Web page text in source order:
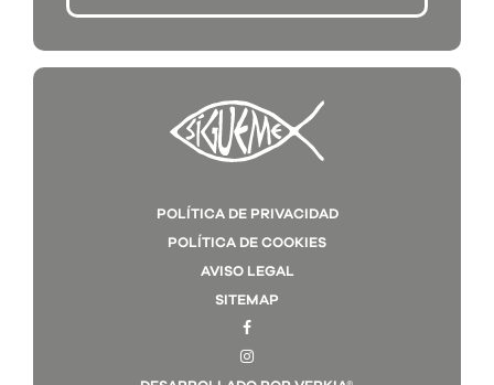
POLÍTICA DE PRIVACIDAD
POLÍTICA DE COOKIES
AVISO LEGAL
SITEMAP